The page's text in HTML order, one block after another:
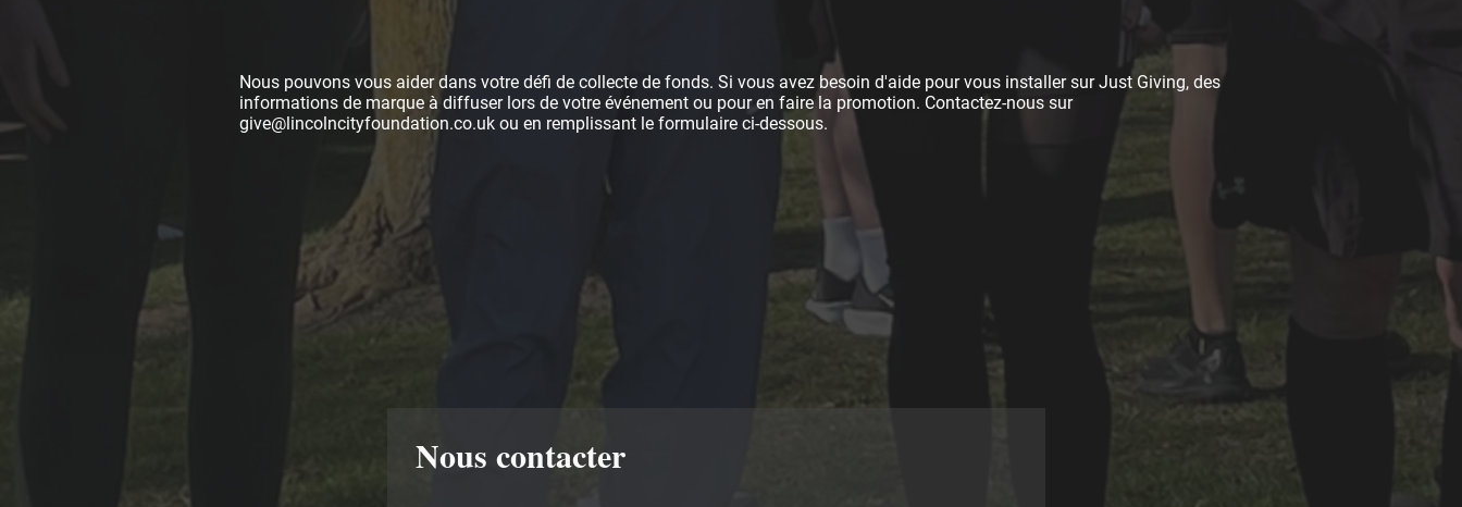
Nous pouvons vous aider dans votre défi de collecte de fonds. Si vous avez besoin d'aide pour vous installer sur Just Giving, des
informations de marque à diffuser lors de votre événement ou pour en faire la promotion. Contactez-nous sur
give@lincolncityfoundation.co.uk ou en remplissant le formulaire ci-dessous.
Nous contacter